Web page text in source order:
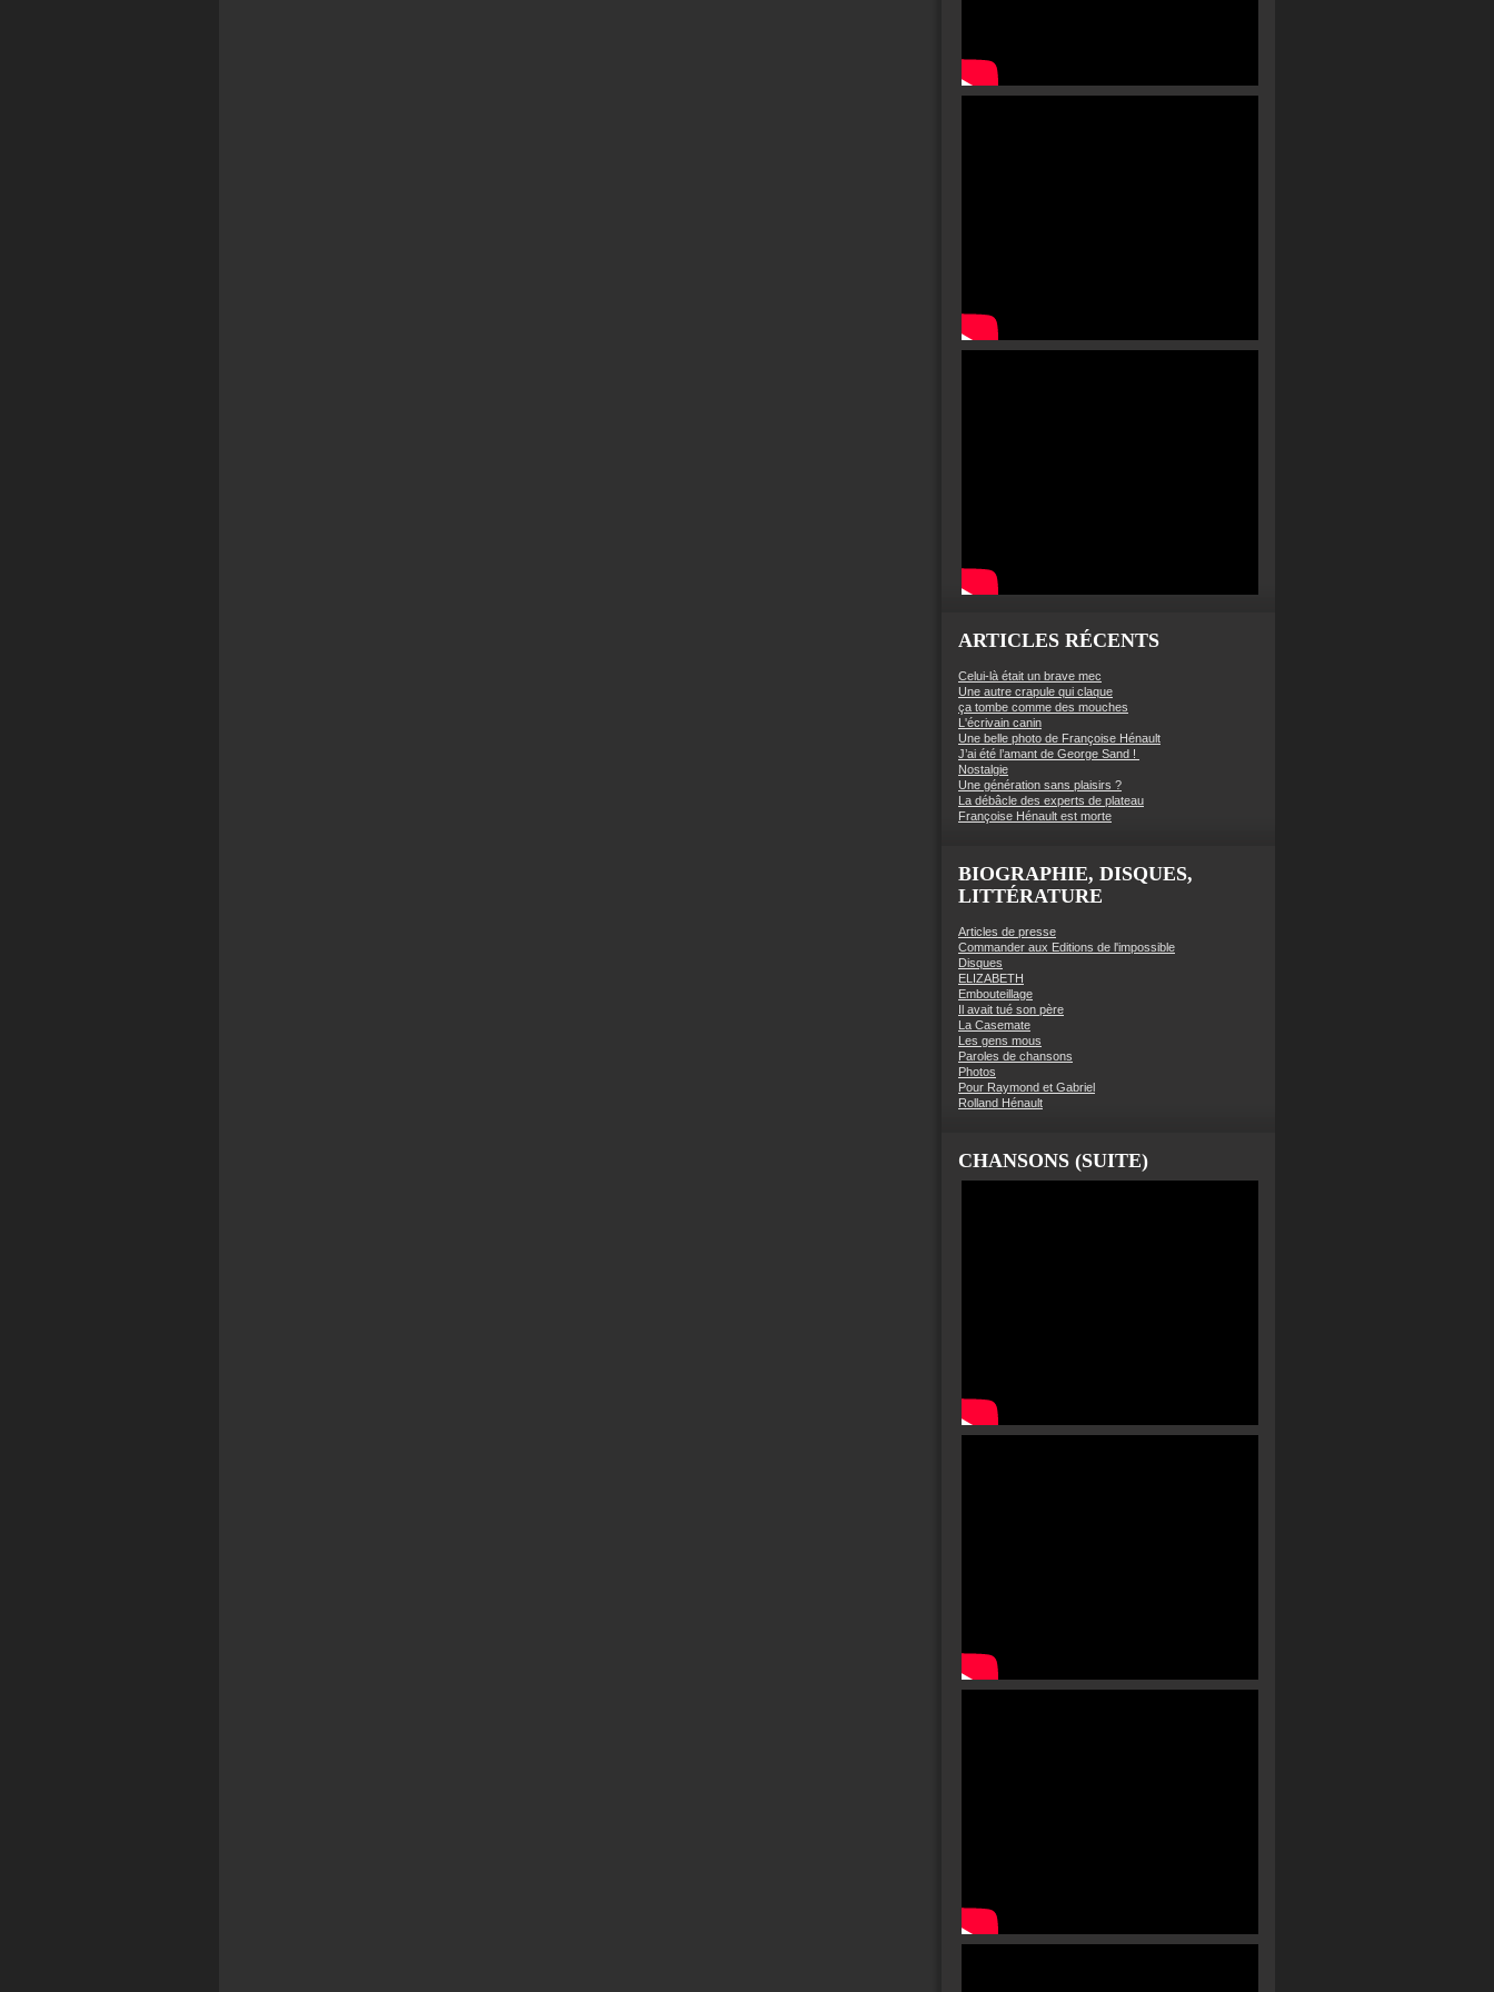
ARTICLES RÉCENTS
Celui-là était un brave mec
Une autre crapule qui claque
ça tombe comme des mouches
L'écrivain canin
Une belle photo de Françoise Hénault
J’ai été l’amant de George Sand !
Nostalgie
Une génération sans plaisirs ?
La débâcle des experts de plateau
Françoise Hénault est morte
BIOGRAPHIE, DISQUES,
LITTÉRATURE
Articles de presse
Commander aux Editions de l'impossible
Disques
ELIZABETH
Embouteillage
Il avait tué son père
La Casemate
Les gens mous
Paroles de chansons
Photos
Pour Raymond et Gabriel
Rolland Hénault
CHANSONS (SUITE)